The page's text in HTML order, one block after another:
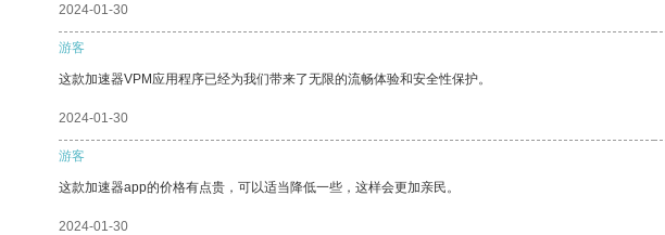
2024-01-30
游客
这款加速器VPM应用程序已经为我们带来了无限的流畅体验和安全性保护。
2024-01-30
游客
这款加速器app的价格有点贵，可以适当降低一些，这样会更加亲民。
2024-01-30